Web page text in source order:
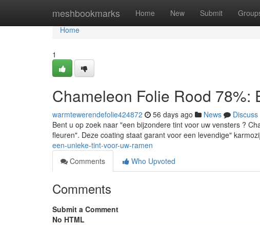
meshbookmarks Home New Submit
Home
Home
1
Chameleon Folie Rood 78%:
warmtewerendefolie424872 56 days ago News
Discuss
Bent u op zoek naar "een bijzondere tint voor uw vensters ?
fleuren". Deze coating staat garant voor een levendige"
een-unieke-tint-voor-uw-ramen
Comments
Who Upvoted
Comments
Submit a Comment
No HTML